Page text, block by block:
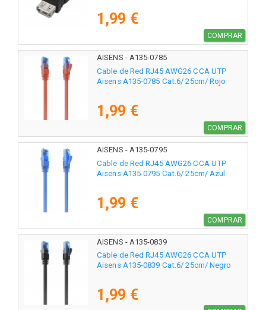
1,99 €
COMPRAR
AISENS - A135-0785
Cable de Red RJ45 AWG26 CCA UTP
Aisens A135-0785 Cat.6/ 25cm/ Rojo
1,99 €
COMPRAR
AISENS - A135-0795
Cable de Red RJ45 AWG26 CCA UTP
Aisens A135-0795 Cat.6/ 25cm/ Azul
1,99 €
COMPRAR
AISENS - A135-0839
Cable de Red RJ45 AWG26 CCA UTP
Aisens A135-0839 Cat.6/ 25cm/ Negro
1,99 €